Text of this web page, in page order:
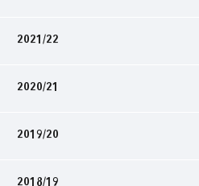
2021/22
2020/21
2019/20
2018/19